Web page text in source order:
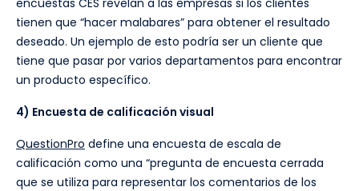
tienen que “hacer malabares” para obtener el resultado
deseado. Un ejemplo de esto podría ser un cliente que
tiene que pasar por varios departamentos para encontrar
un producto específico.
4) Encuesta de calificación visual
QuestionPro define una encuesta de escala de
calificación como una “pregunta de encuesta cerrada
que se utiliza para representar los comentarios de los